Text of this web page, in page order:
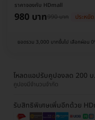
ราคาจองกับ HDmall
980 บาท990 บาท ประหยั
ยอดรวม 3,000 บาทขึ้นไป เลือกผ่อน
โหลดแอปรับคูปองลด 200 บ.
คูปองมีจำนวนจำกัด
รับสิทธิพิเศษเพิ่มอีกด้วย